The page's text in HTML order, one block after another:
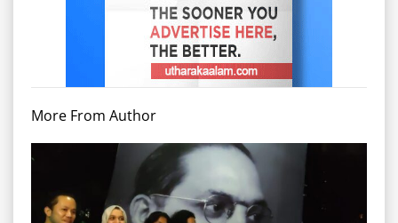
More From Author